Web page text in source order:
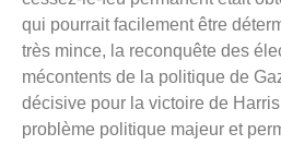
qui pourrait facilement être
très mince, la reconquête des
mécontents de la politique de
décisive pour la victoire de
problème politique majeur et